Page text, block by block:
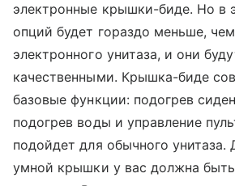
электронные крышки-биде. Но в
опций будет гораздо меньше,
электронного унитаза, и они
качественными. Крышка-биде
базовые функции: подогрев
подогрев воды и управление
подойдет для обычного унитаза.
умной крышки у вас должна